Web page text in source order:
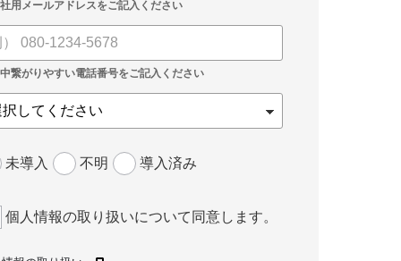
未導入 不明 導入済み
個人情報の取り扱いについて同意します。